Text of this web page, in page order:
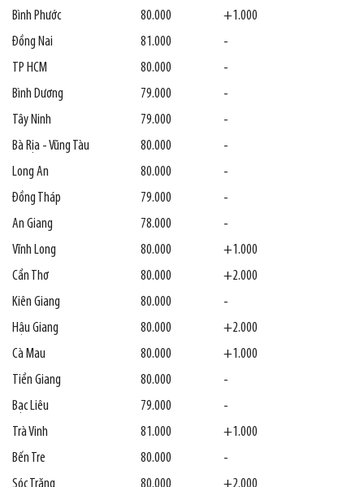
Bình Phước
80.000
+1.000
Đồng Nai
81.000
-
TP HCM
80.000
-
Bình Dương
79.000
-
Tây Ninh
79.000
-
Bà Rịa - Vũng Tàu
80.000
-
Long An
80.000
-
Đồng Tháp
79.000
-
An Giang
78.000
-
Vĩnh Long
80.000
+1.000
Cần Thơ
80.000
+2.000
Kiên Giang
80.000
-
Hậu Giang
80.000
+2.000
Cà Mau
80.000
+1.000
Tiền Giang
80.000
-
Bạc Liêu
79.000
-
Trà Vinh
81.000
+1.000
Bến Tre
80.000
-
Sóc Trăng
80.000 +2.000